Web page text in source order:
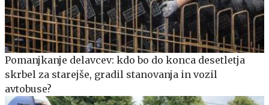
Pomanjkanje delavcev: kdo bo do konca desetletja
skrbel za starejše, gradil stanovanja in vozil
avtobuse?